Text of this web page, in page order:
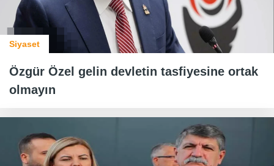
Siyaset
Özgür Özel gelin devletin tasfiyesine ortak
olmayın